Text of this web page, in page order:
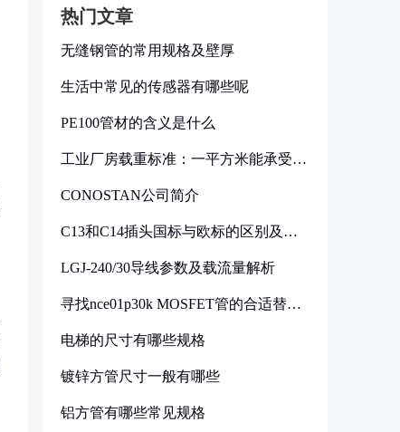
热门文章
无缝钢管的常用规格及壁厚
生活中常见的传感器有哪些呢
PE100管材的含义是什么
工业厂房载重标准：一平方米能承受多
CONOSTAN公司简介
C13和C14插头国标与欧标的区别及其
LGJ-240/30导线参数及载流量解析
寻找nce01p30k MOSFET管的合适替代
电梯的尺寸有哪些规格
镀锌方管尺寸一般有哪些
铝方管有哪些常见规格